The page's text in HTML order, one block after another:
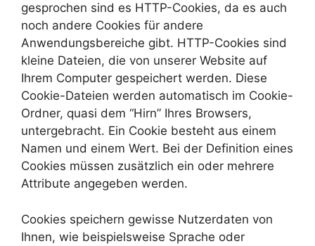
gesprochen sind es HTTP-Cookies, da es auch
noch andere Cookies für andere
Anwendungsbereiche gibt. HTTP-Cookies sind
kleine Dateien, die von unserer Website auf
Ihrem Computer gespeichert werden. Diese
Cookie-Dateien werden automatisch im Cookie-
Ordner, quasi dem “Hirn” Ihres Browsers,
untergebracht. Ein Cookie besteht aus einem
Namen und einem Wert. Bei der Definition eines
Cookies müssen zusätzlich ein oder mehrere
Attribute angegeben werden.
Cookies speichern gewisse Nutzerdaten von
Ihnen, wie beispielsweise Sprache oder